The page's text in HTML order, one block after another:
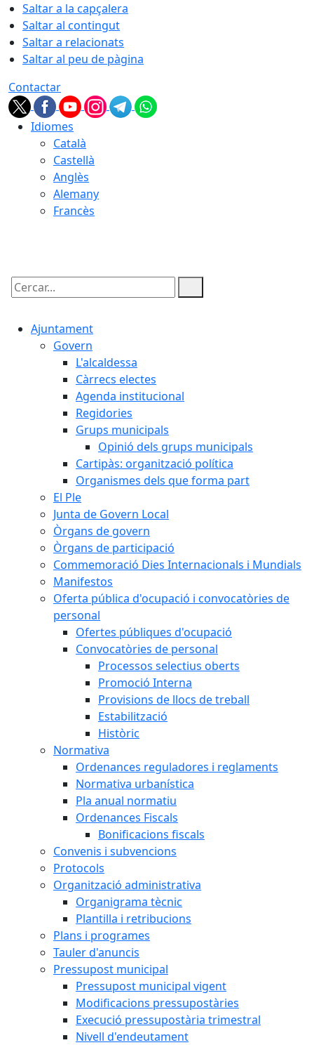
Saltar a la capçalera
Saltar al contingut
Saltar a relacionats
Saltar al peu de pàgina
Contactar
Idiomes
Català
Castellà
Anglès
Alemany
Francès
Cercar:
Ajuntament
Govern
L'alcaldessa
Càrrecs electes
Agenda institucional
Regidories
Grups municipals
Opinió dels grups municipals
Cartipàs: organització política
Organismes dels que forma part
El Ple
Junta de Govern Local
Òrgans de govern
Òrgans de participació
Commemoració Dies Internacionals i Mundials
Manifestos
Oferta pública d'ocupació i convocatòries de
personal
Ofertes públiques d'ocupació
Convocatòries de personal
Processos selectius oberts
Promoció Interna
Provisions de llocs de treball
Estabilització
Històric
Normativa
Ordenances reguladores i reglaments
Normativa urbanística
Pla anual normatiu
Ordenances Fiscals
Bonificacions fiscals
Convenis i subvencions
Protocols
Organització administrativa
Organigrama tècnic
Plantilla i retribucions
Plans i programes
Tauler d'anuncis
Pressupost municipal
Pressupost municipal vigent
Modificacions pressupostàries
Execució pressupostària trimestral
Nivell d'endeutament